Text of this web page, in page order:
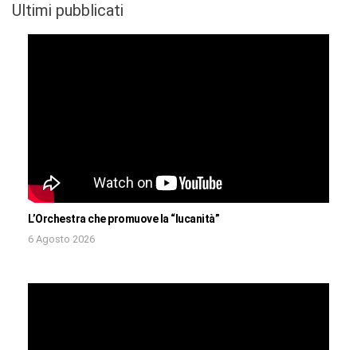
Ultimi pubblicati
L’Orchestra che promuove la “lucanità”
6 Agosto 2026